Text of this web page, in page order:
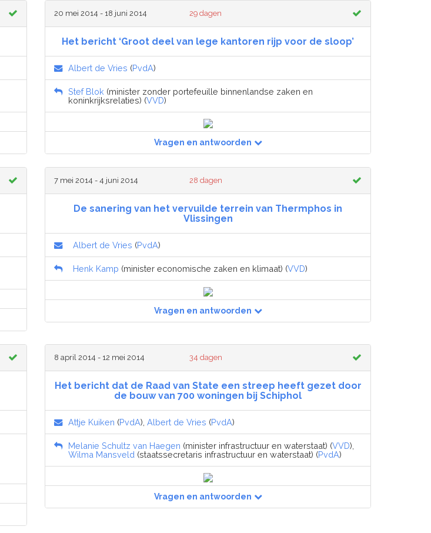
20 mei 2014 - 18 juni 2014 29 dagen
Het bericht ‘Groot deel van lege kantoren rijp voor de sloop’
Albert de Vries (PvdA)
Stef Blok (minister zonder portefeuille binnenlandse zaken en
koninkrijksrelaties) (VVD)
Vragen en antwoorden
7 mei 2014 - 4 juni 2014 28 dagen
De sanering van het vervuilde terrein van Thermphos in
Vlissingen
Albert de Vries (PvdA)
Henk Kamp (minister economische zaken en klimaat) (VVD)
Vragen en antwoorden
8 april 2014 - 12 mei 2014 34 dagen
Het bericht dat de Raad van State een streep heeft gezet door
de bouw van 700 woningen bij Schiphol
Attje Kuiken (PvdA), Albert de Vries (PvdA)
Melanie Schultz van Haegen (minister infrastructuur en waterstaat) (VVD),
Wilma Mansveld (staatssecretaris infrastructuur en waterstaat) (PvdA)
Vragen en antwoorden